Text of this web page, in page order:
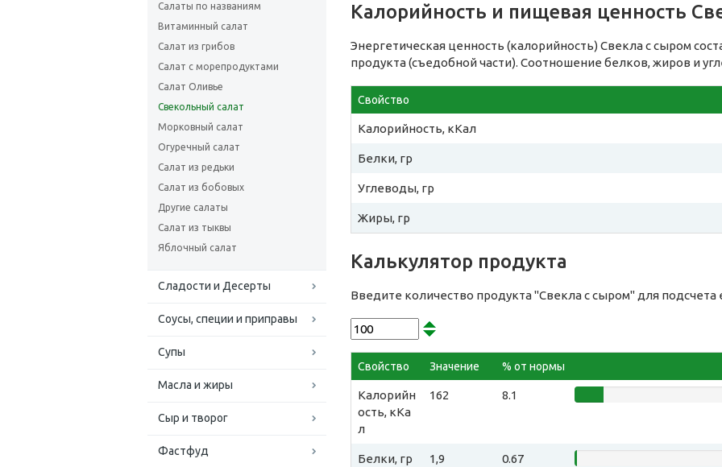
Салаты по названиям
Витаминный салат
Салат из грибов
Салат с морепродуктами
Салат Оливье
Свекольный салат
Морковный салат
Огуречный салат
Салат из редьки
Салат из бобовых
Другие салаты
Салат из тыквы
Яблочный салат
Сладости и Десерты
Соусы, специи и приправы
Супы
Масла и жиры
Сыр и творог
Фастфуд
Калорийность и пищевая ценность
Энергетическая ценность (калорийность) Свекла с сыром
продукта (съедобной части). Соотношение белков, жиров и
Свойство
Калорийность, кКал
Белки, гр
Углеводы, гр
Жиры, гр
Калькулятор продукта
Введите количество продукта "Свекла с сыром" для
Свойство Значение % от нормы
Калорийн
ость, кКа
л
162 8.1
Белки, гр 1,9 0.67